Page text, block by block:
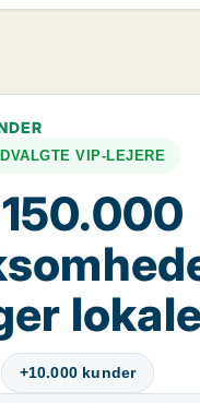
VIP-LEJERE
+10.000 kunder